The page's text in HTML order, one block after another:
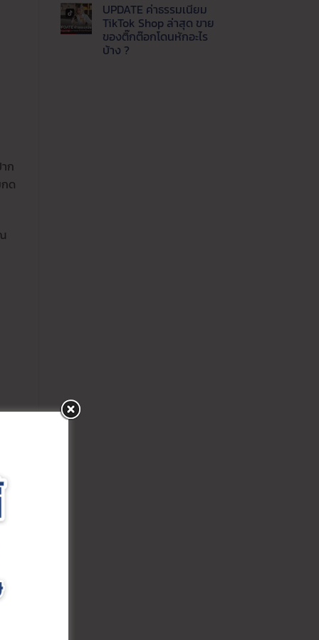
ก
ด
ปี
นี้
ขาย
ช่อง
ทาง
ไหน
เห็น
บน
Update
ล่าสุด
LINE
MyShop
UPDATE ค่าธรรมเนียม
TikTok Shop ล่าสุด ขาย
ของติ๊กต๊อกโดนหักอะไร
บ้าง ?